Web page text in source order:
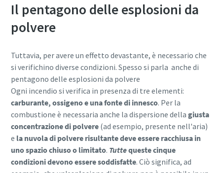
Il pentagono delle esplosioni da
polvere
Tuttavia, per avere un effetto devastante, è necessario che
si verifichino diverse condizioni. Spesso si parla anche di
pentagono delle esplosioni da polvere
Ogni incendio si verifica in presenza di tre elementi:
carburante, ossigeno e una fonte di innesco. Per la
combustione è necessaria anche la dispersione della giusta
concentrazione di polvere(ad esempio, presente nell'aria)
e la nuvola di polvere risultante deve essere racchiusa in
uno spazio chiuso o limitato. Tuttequeste cinque
condizioni devono essere soddisfatte. Ciò significa, ad